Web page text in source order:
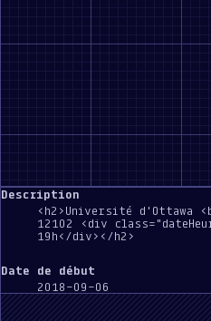
Description
<h2>Université d'Ottawa
12102 <div
19h</div></h2>
Date de début
2018-09-06